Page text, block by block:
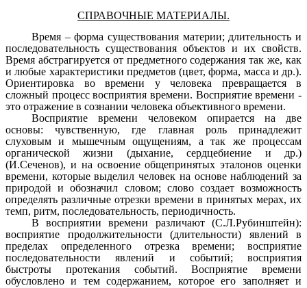
СПРАВОЧНЫЕ МАТЕРИАЛЫ.
Время – форма существования материи; длительность и
последовательность существования объектов и их свойств.
Время абстрагируется от предметного содержания так же, как
и любые характеристики предметов (цвет, форма, масса и др.).
Ориентировка во времени у человека превращается в
сложный процесс восприятия времени. Восприятие времени -
это отражение в сознании человека объективного времени.
Восприятие времени человеком опирается на две
основы: чувственную, где главная роль принадлежит
слуховым и мышечным ощущениям, а так же процессам
органической жизни (дыхание, сердцебиение и др.)
(И.Сеченов), и на освоение общепринятых эталонов оценки
времени, которые выделил человек на основе наблюдений за
природой и обозначил словом; слово создает возможность
определять различные отрезки времени в принятых мерах, их
темп, ритм, последовательность, периодичность.
В восприятии времени различают (С.Л.Рубинштейн):
восприятие продолжительности (длительности) явлений в
пределах определенного отрезка времени; восприятие
последовательности явлений и событий; восприятия
быстроты протекания событий. Восприятие времени
обусловлено и тем содержанием, которое его заполняет и